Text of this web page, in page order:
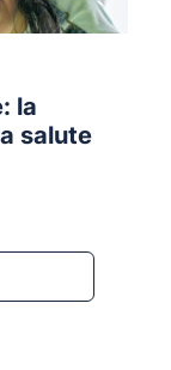
la
salute